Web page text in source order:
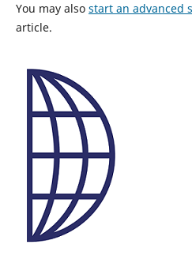
You may also start an advanced
article.